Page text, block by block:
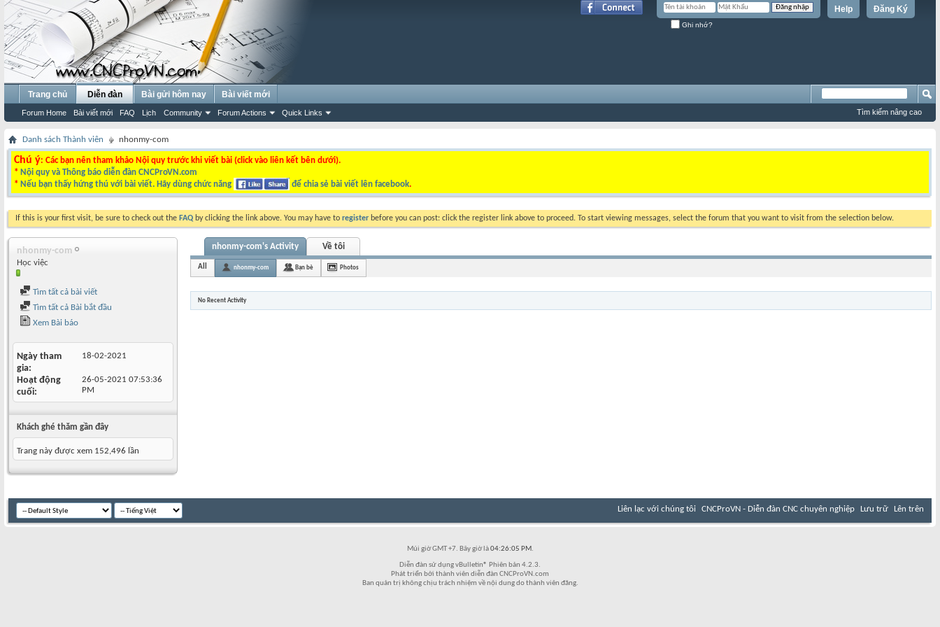
Đăng Ký
Help
Ghi nhớ?
Trang chủ Diễn đàn
Forum Home Bài viết mới FAQ Lịch Community Forum Actions Quick Links
Bài gửi hôm nay Bài viết mới
Tìm kiếm nâng cao
Danh sách Thành viên nhonmy-com
Chú ý: Các bạn nên tham khảo Nội quy trước khi viết bài (click vào liên kết bên dưới).
* Nội quy và Thông báo diễn đàn CNCProVN.com
* Nếu bạn thấy hứng thú với bài viết. Hãy dùng chức năng để chia sẻ bài viết lên facebook.
If this is your first visit, be sure to check out the FAQ by clicking the link above. You may have to register before you can post: click the register link above to proceed. To start viewing messages, select the forum that you want to visit from the selection below.
nhonmy-com
Học việc
Tìm tất cả bài viết
Tìm tất cả Bài bắt đầu
Xem Bài báo
Ngày tham
gia
18-02-2021
Hoạt động
cuối
26-05-2021 07:53:36
PM
Khách ghé thăm gần đây
Trang này được xem 152,496 lần
nhonmy-com's Activity Về tôi
All nhonmy-com Bạn bè Photos
No Recent Activity
Liên lạc với chúng tôi CNCProVN - Diễn đàn CNC chuyên nghiệp Lưu trữ Lên trên
Múi giờ GMT +7. Bây giờ là04:26:05 PM.
Diễn đàn sử dụng vBulletin® Phiên bản 4.2.3.
Phát triển bởi thành viên diễn đàn CNCProVN.com
Ban quản trị không chịu trách nhiệm về nội dung do thành viên đăng.